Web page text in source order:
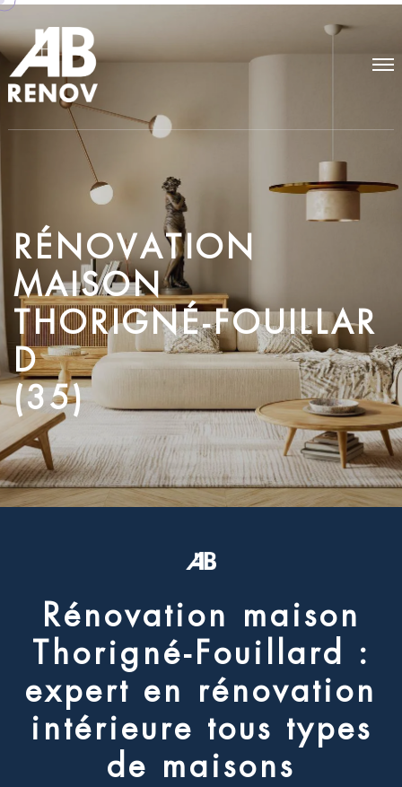
RÉNOVATION
MAISON
THORIGNÉ-FOUILLAR
D
(35)
Rénovation maison
T horigné-Foui ard :
expert en rénovation
intérieure tous types
d e maisons